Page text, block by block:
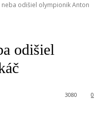
neba odišiel olympionik Anton
odišiel
0
3080